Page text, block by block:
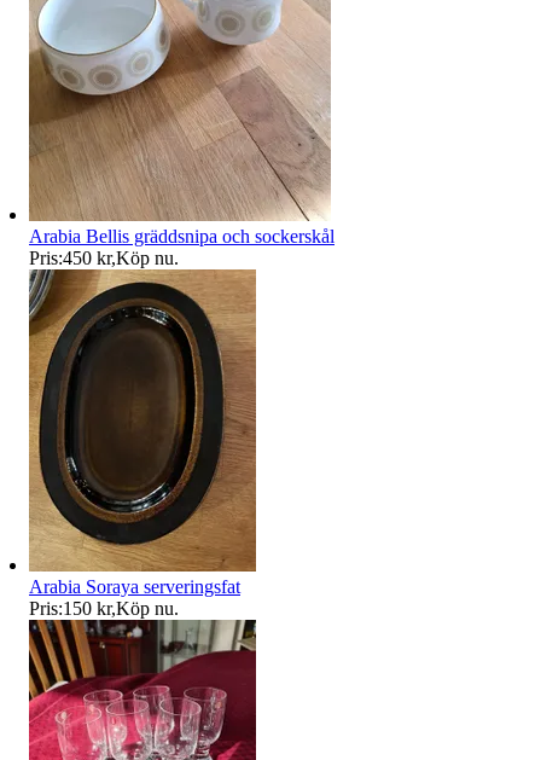
Arabia Bellis gräddsnipa och sockerskål
Pris:450 kr,Köp nu.
Arabia Soraya serveringsfat
Pris:150 kr,Köp nu.